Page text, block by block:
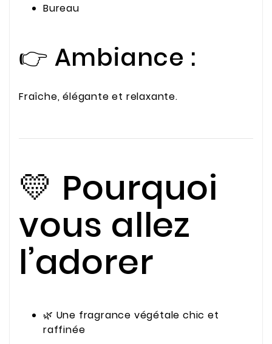
Bureau
👉 Ambiance :
Fraîche, élégante et relaxante.
💛 Pourquoi
vous allez
l’adorer
🌿 Une fragrance végétale chic et
raffinée